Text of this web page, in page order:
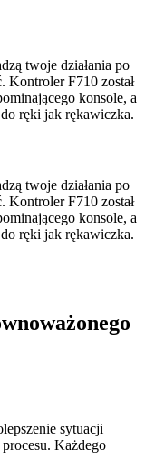
twoje działania po
Kontroler F710 został
konsole, a
ręki jak rękawiczka.
twoje działania po
Kontroler F710 został
konsole, a
ręki jak rękawiczka.
sytuacji
Każdego